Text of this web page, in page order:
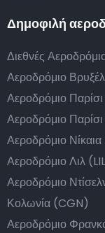
Δημοφιλή
Διεθνές
Αεροδρόμιο
Αεροδρόμιο
Αεροδρόμιο
Αεροδρόμιο
Αεροδρόμιο Λιλ
Αεροδρόμιο
Κολωνία (CGN)
Αεροδρόμιο